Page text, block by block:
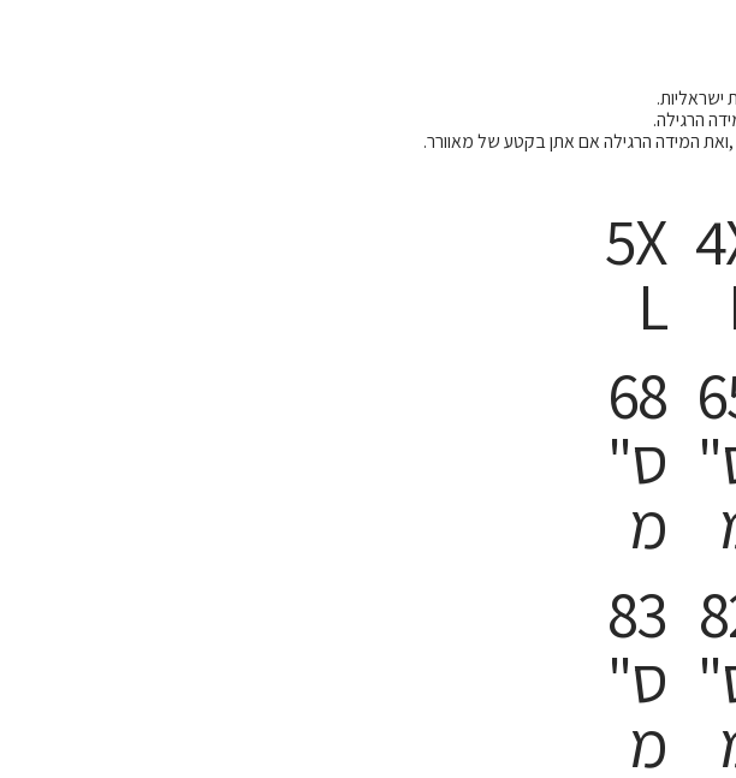
ישראליות.
הרגילה.
המידה הרגילה אם אתן בקטע של מאוורר.
5X
L
68
ס"
מ
83
ס"
מ